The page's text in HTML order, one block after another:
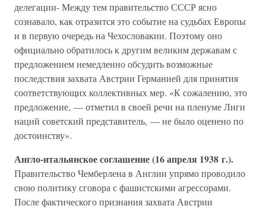
делегации- Между тем правительство СССР ясно
сознавало, как отразится это событие на судьбах Европы
и в первую очередь на Чехословакии. Поэтому оно
официально обратилось к другим великим державам с
предложением немедленно обсудить возможные
последствия захвата Австрии Германией для принятия
соответствующих коллективных мер. «К сожалению, это
предложение, — отметил в своей речи на пленуме Лиги
наций советский представитель, — не было оценено по
достоинству».
Англо-итальянское соглашение (16 апреля 1938 г.).
Правительство Чемберлена в Англии упрямо проводило
свою политику сговора с фашистскими агрессорами.
После фактического признания захвата Австрии